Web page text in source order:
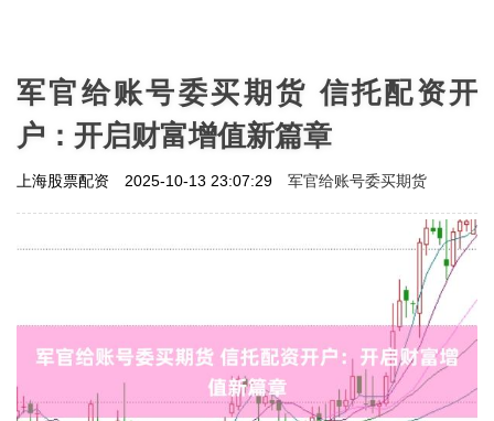
军官给账号委买期货 信托配资开
户：开启财富增值新篇章
上海股票配资 2025-10-13 23:07:29 军官给账号委买期货